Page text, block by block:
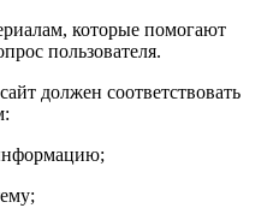
которые помогают
пользователя.
должен соответствовать